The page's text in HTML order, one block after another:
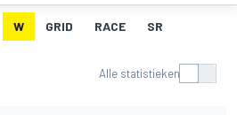
W GRID RACE SR
Alle statistieken